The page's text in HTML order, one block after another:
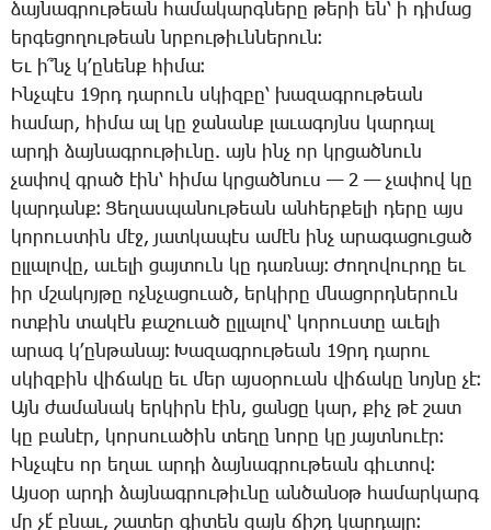
ձայ­նագ­րու­թեան հա­մա­կարգ­նե­րը թե­րի են՝ ի դի­մաց
եր­գե­ցո­ղու­թեան նրբու­թիւն­նե­րուն։
Եւ ի՞նչ կ­՚ը­նենք հի­մա։
Ինչ­պէս 19րդ ­դա­րուն սկիզ­բը՝ խա­զագ­րու­թեան
հա­մար, հի­մա ալ կը ջա­նանք լա­ւա­գոյնս կար­դալ
ար­դի ձայ­նագ­րու­թիւ­նը. այն ինչ որ կրցած­նուն
չա­փով գրած էին՝ հի­մա կրցած­նուս — 2 — չա­փով կը
կար­դանք։ ­Ցե­ղաս­պա­նու­թեան ան­հեր­քե­լի դե­րը այս
կո­րուս­տին մէջ, յատ­կա­պէս ա­մէն ինչ ա­րա­գա­ցու­ցած
ըլ­լա­լո­վը, ա­ւե­լի ցայ­տուն կը դառ­նայ։ ­Ժո­ղո­վուր­դը եւ
իր մշա­կոյ­թը ոչն­չա­ցո­ւած, եր­կի­րը մնա­ցորդ­նե­րուն
ոտ­քին տա­կէն քա­շո­ւած ըլ­լա­լով՝ կո­րուս­տը ա­ւե­լի
ա­րագ կ­՚ըն­թա­նայ։ ­Խա­զագ­րու­թեան 19րդ ­դա­րու
սկիզ­բին վի­ճա­կը եւ մեր այ­սօ­րո­ւան վի­ճա­կը նոյ­նը չէ։
Այն ժա­մա­նակ եր­կիրն էին, ցան­ցը կար, քիչ թէ շատ
կը բա­նէր, կոր­սո­ւա­ծին տե­ղը նո­րը կը յայտ­նո­ւէր։
Ինչ­պէս որ ե­ղաւ ար­դի ձայ­նագ­րու­թեան գիւ­տով։
Այ­սօր ար­դի ձայ­նագ­րու­թիւ­նը ան­ծա­նօթ հա­մար­կարգ
մը չէ՛ բնաւ, շա­տեր գի­տեն զայն ճիշդ կար­դա­լը։